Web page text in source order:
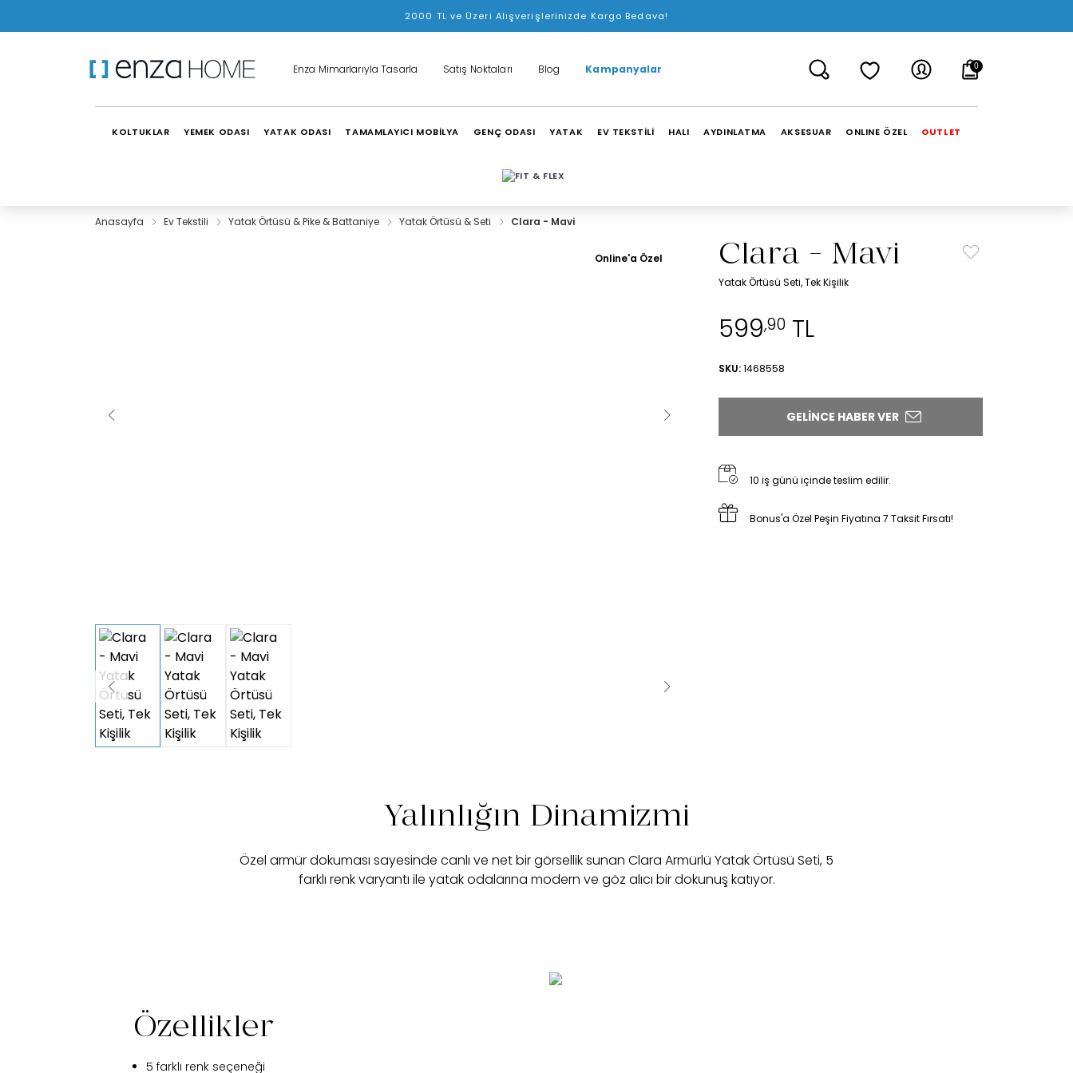
2000 TL ve Üzeri Alışverişlerinizde Kargo Bedava!
Enza Mimarlarıyla Tasarla Satış Noktaları Blog Kampanyalar 0
KOLTUKLAR YEMEK ODASI YATAK ODASI TAMAMLAYICI MOBİLYA GENÇ ODASI YATAK EV TEKSTİLİ HALI AYDINLATMA AKSESUAR ONLINE ÖZEL OUTLET
Anasayfa Ev Tekstili Yatak Örtüsü & Pike & Battaniye Yatak Örtüsü & Seti Clara - Mavi
Online'a Özel Clara - Mavi
Yatak Örtüsü Seti, Tek Kişilik
599,90TL
SKU: 1468558
GELINCE HABER VER
10 iş günü içinde teslim edilir.
Bonus'a Özel Peşin Fiyatına 7 Taksit Fırsatı!
Yalınlığın Dinamizmi
Özel armür dokuması sayesinde canlı ve net bir görsellik sunan Clara Armürlü Yatak Örtüsü Seti, 5
farklı renk varyantı ile yatak odalarına modern ve göz alıcı bir dokunuş katıyor.
Özellikler
5 farklı renk seçeneği